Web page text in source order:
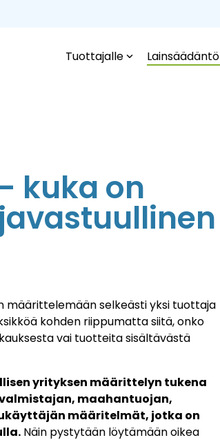
Tuottajalle Lainsäädäntö
- kuka on
määrittelemään selkeästi yksi tuottaja
kohden riippumatta siitä, onko
vai tuotteita sisältävästä
yrityksen määrittelyn tukena
maahantuojan,
määritelmät, jotka on
Näin pystytään löytämään oikea